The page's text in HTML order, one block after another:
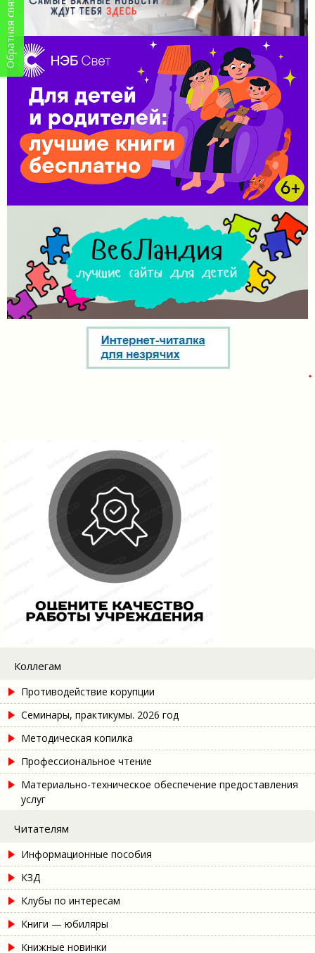
Коллегам
Противодействие корупции
Семинары, практикумы. 2026 год
Методическая копилка
Профессиональное чтение
Материально-техническое обеспечение предоставления
услуг
Читателям
Информационные пособия
КЗД
Клубы по интересам
Книги — юбиляры
Книжные новинки
Обратная связь